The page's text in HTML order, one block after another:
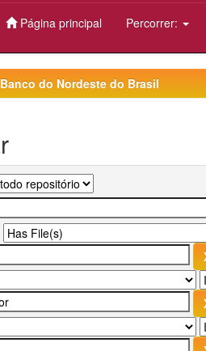
Página principal Percorrer:
do Nordeste do Brasil